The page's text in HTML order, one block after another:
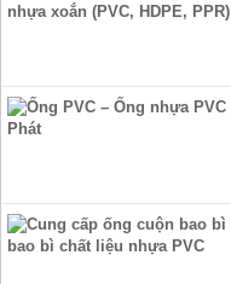
nhựa xoắn (PVC, HDPE, PPR)
Phát
bao bì chất liệu nhựa PVC